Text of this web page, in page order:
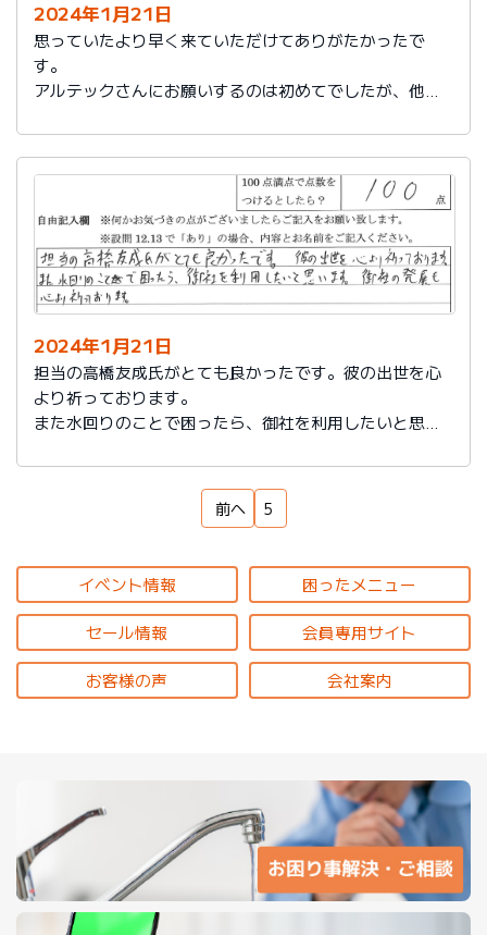
2024年1月21日
思っていたより早く来ていただけてありがたかったで
す。
アルテックさんにお願いするのは初めてでしたが、他に
です。
来ていただいた方も対応もよく、こちらの話をしっかり
聞いてもらえるし、納得いっているかどうか確認された
ところが印象に残っています。ありがとうございまし
2024年1月21日
担当の高橋友成氏がとても良かったです。彼の出世を心
より祈っております。
また水回りのことで困ったら、御社を利用したいと思い
前へ 5
イベント情報 困ったメニュー
セール情報 会員専用サイト
お客様の声 会社案内